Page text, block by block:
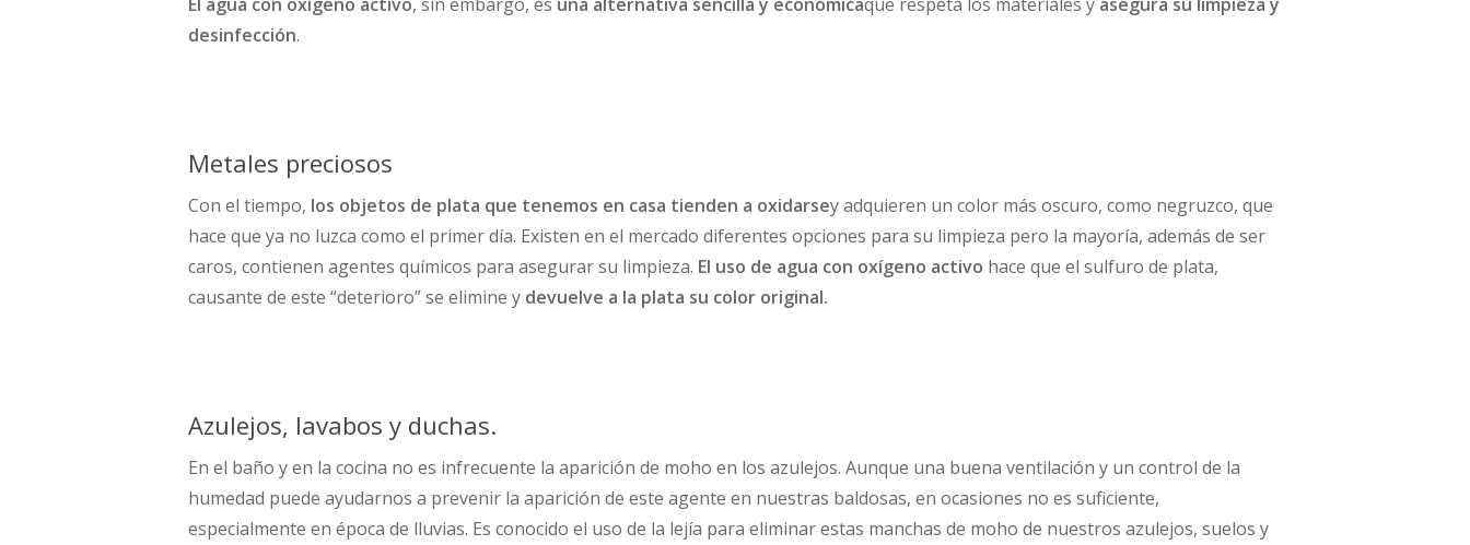
desinfección.
Metales preciosos
Con el tiempo, los objetos de plata que tenemos en casa tienden a oxidarsey adquieren un color más oscuro, como negruzco, que
hace que ya no luzca como el primer día. Existen en el mercado diferentes opciones para su limpieza pero la mayoría, además de ser
caros, contienen agentes químicos para asegurar su limpieza. El uso de agua con oxígeno activo hace que el sulfuro de plata,
causante de este “deterioro” se elimine y devuelve a la plata su color original.
Azulejos, lavabos y duchas.
En el baño y en la cocina no es infrecuente la aparición de moho en los azulejos. Aunque una buena ventilación y un control de la
humedad puede ayudarnos a prevenir la aparición de este agente en nuestras baldosas, en ocasiones no es suficiente,
especialmente en época de lluvias. Es conocido el uso de la lejía para eliminar estas manchas de moho de nuestros azulejos, suelos y